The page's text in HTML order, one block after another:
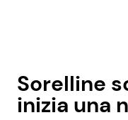
Sorelline
inizia una